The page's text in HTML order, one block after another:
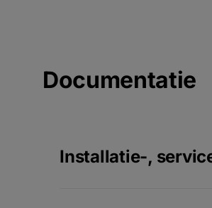
Documentatie
Installatie-,